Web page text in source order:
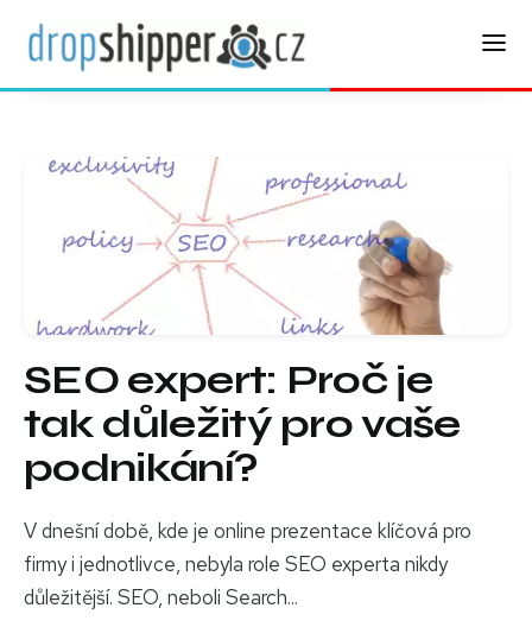
SEO expert: Proč je
tak důležitý pro vaše
podnikání?
V dnešní době, kde je online prezentace klíčová pro
firmy i jednotlivce, nebyla role SEO experta nikdy
důležitější. SEO, neboli Search...